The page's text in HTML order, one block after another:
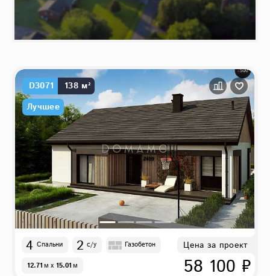
D3071
138 м²
Лучшее
4 Спальни 2 с/у Газобетон
12.71м x 15.01м
Цена за проект
58 100 ₽